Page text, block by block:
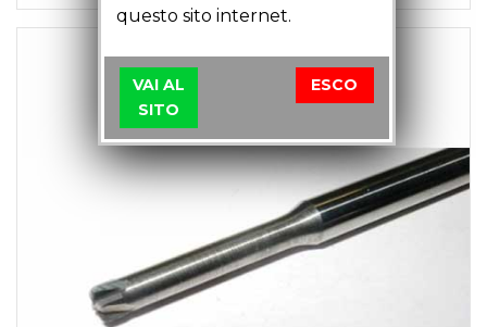
questo sito internet.
VAI AL
SITO
ESCO